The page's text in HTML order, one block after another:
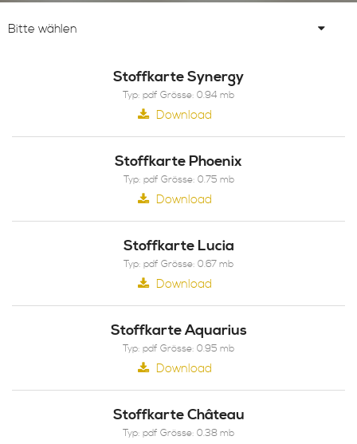
Bitte wählen
Stoffkarte Synergy
Typ: pdf Grösse: 0.94 mb
Download
Stoffkarte Phoenix
Typ: pdf Grösse: 0.75 mb
Download
Stoffkarte Lucia
Typ: pdf Grösse: 0.67 mb
Download
Stoffkarte Aquarius
Typ: pdf Grösse: 0.95 mb
Download
Stoffkarte Château
Typ: pdf Grösse: 0.38 mb